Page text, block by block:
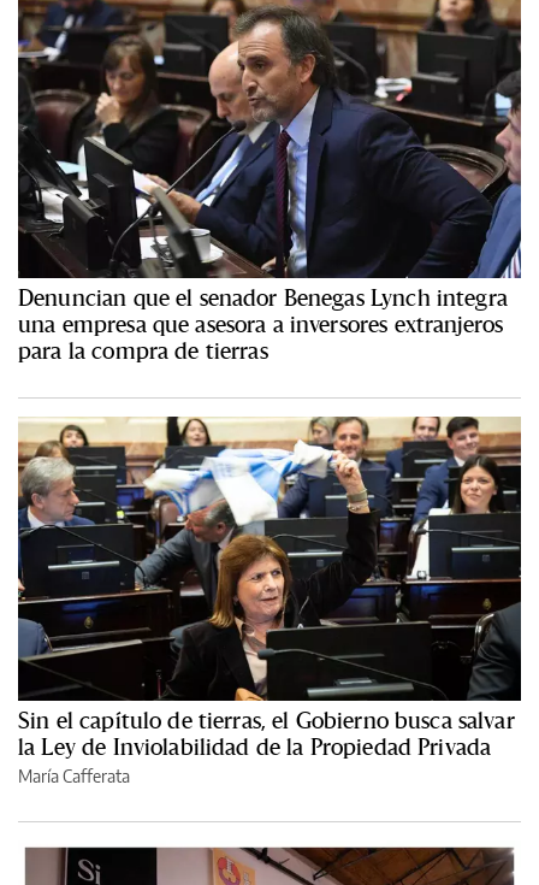
Denuncian que el senador Benegas Lynch integra
una empresa que asesora a inversores extranjeros
para la compra de tierras
Sin el capítulo de tierras, el Gobierno busca salvar
la Ley de Inviolabilidad de la Propiedad Privada
María Cafferata